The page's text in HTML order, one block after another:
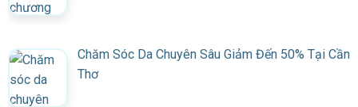
Chăm Sóc Da Chuyên Sâu Giảm Đến 50% Tại Cần
Thơ